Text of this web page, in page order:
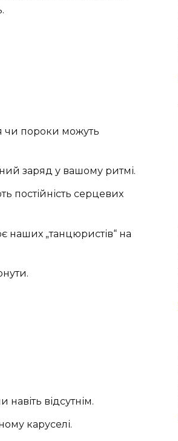
чи пороки можуть
заряд у вашому ритмі.
постійність серцевих
наших „танцюристів“ на
відсутнім.
каруселі.